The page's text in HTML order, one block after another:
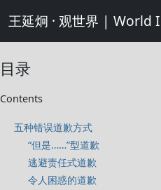
王延炯 · 观世界 | World
目录
Contents
五种错误道歉方式
“但是……”型道歉
逃避责任式道歉
令人困惑的道歉